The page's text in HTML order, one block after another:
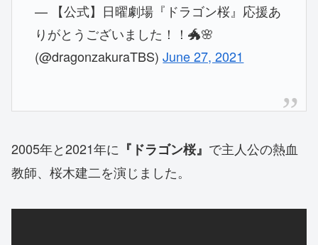
— 【公式】日曜劇場『ドラゴン桜』応援あ
りがとうございました！！🐲🌸
(@dragonzakuraTBS)June 27, 2021
2005年と2021年に 『ドラゴン桜』 で主人公の熱血
教師、桜木建二を演じました。